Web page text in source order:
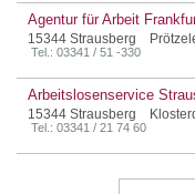
Agentur für Arbeit
15344 Strausberg
Tel.: 03341 / 51 -330
Arbeitslosenservice
15344 Strausberg
Tel.: 03341 / 21 74 60